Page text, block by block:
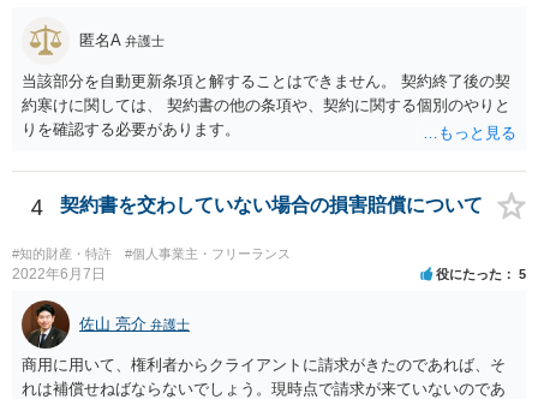
匿名A 弁護士
当該部分を自動更新条項と解することはできません。 契約終了後の契
約寒けに関しては、 契約書の他の条項や、契約に関する個別のやりと
りを確認する必要があります。
4 契約書を交わしていない場合の損害賠償について
#知的財産・特許 #個人事業主・フリーランス
2022年6月7日 役にたった 5
佐山 亮介 弁護士
商用に用いて、権利者からクライアントに請求がきたのであれば、そ
れは補償せねばならないでしょう。現時点で請求が来ていないのであ